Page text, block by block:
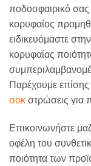
ποδοσφαιρικό
κορυφαίος
ειδικευόμαστε
κορυφαίας
Παρέχουμε επίσης
σοκ στρώσεις για
Επικοινωνήστε
οφέλη του
ποιότητα των